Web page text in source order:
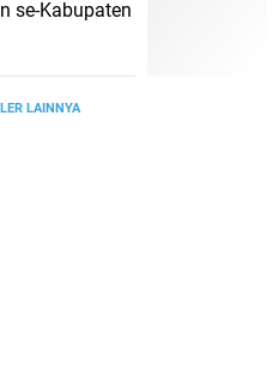
se-Kabupaten
LAINNYA